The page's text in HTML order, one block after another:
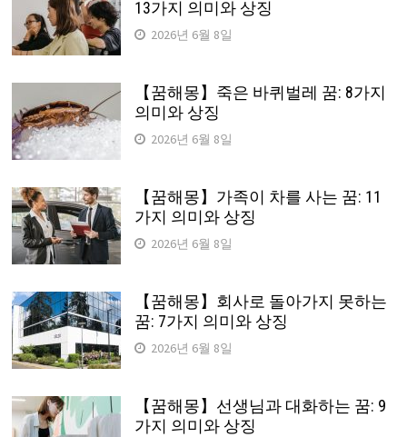
13가지 의미와 상징
2026년 6월 8일
【꿈해몽】죽은 바퀴벌레 꿈: 8가지
의미와 상징
2026년 6월 8일
【꿈해몽】가족이 차를 사는 꿈: 11
가지 의미와 상징
2026년 6월 8일
【꿈해몽】회사로 돌아가지 못하는
꿈: 7가지 의미와 상징
2026년 6월 8일
【꿈해몽】선생님과 대화하는 꿈: 9
가지 의미와 상징